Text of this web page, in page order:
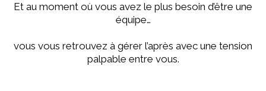
Et au moment où vous avez le plus besoin d’être une
équipe…
vous vous retrouvez à gérer l’après avec une tension
palpable entre vous.